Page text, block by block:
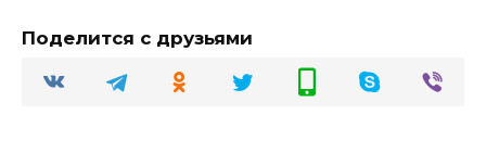
Поделится с друзьями